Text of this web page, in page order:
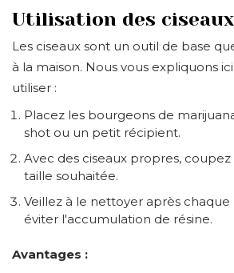
Utilisation des ciseaux
Les ciseaux sont un outil de base
à la maison. Nous vous expliquons
utiliser :
Placez les bourgeons de
shot ou un petit récipient.
Avec des ciseaux propres,
taille souhaitée.
Veillez à le nettoyer après
éviter l'accumulation de résine.
Avantages :